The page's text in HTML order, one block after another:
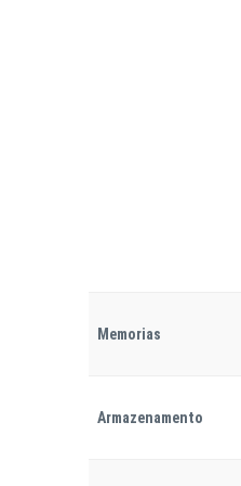
Memorias
Armazenamento